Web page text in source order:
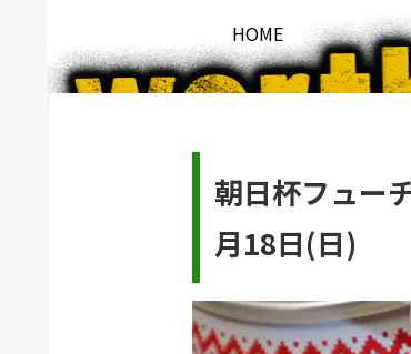
HOME
朝日杯フュー
月18日(日)